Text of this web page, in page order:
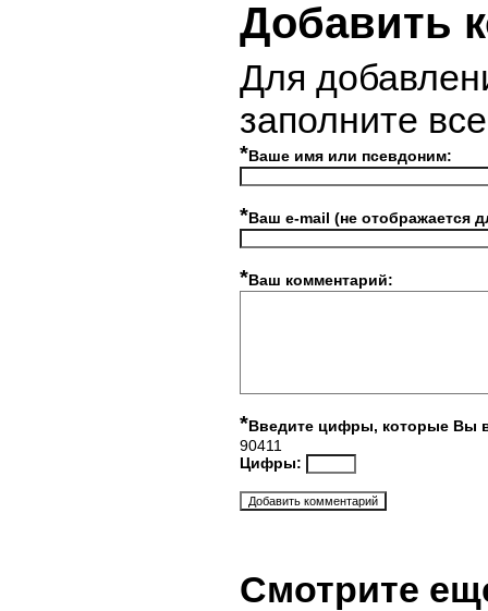
Добавить
Для
заполните
*Ваше имя или псевдоним:
*Ваш e-mail (не отображается
*Ваш комментарий:
*Введите цифры, которые Вы
90411
Цифры:
Смотрите